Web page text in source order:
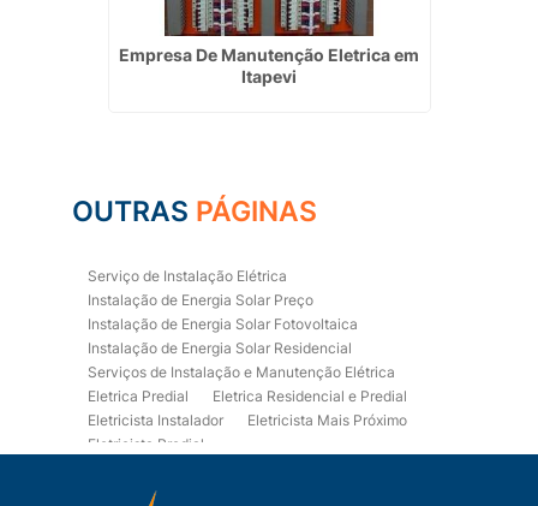
Empresa De Manutenção Eletrica em
Itapevi
OUTRAS PÁGINAS
Serviço de Instalação Elétrica
Instalação de Energia Solar Preço
Instalação de Energia Solar Fotovoltaica
Instalação de Energia Solar Residencial
Serviços de Instalação e Manutenção Elétrica
Eletrica Predial
Eletrica Residencial e Predial
Eletricista Instalador
Eletricista Mais Próximo
Eletricista Predial
Eletricista Residencial